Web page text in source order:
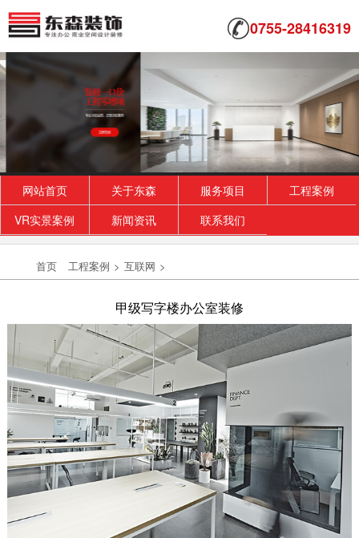
0755-28416319
网站首页 关于东森 服务项目
工程案例
VR实景案例
新闻资讯 联系我们
首页 工程案例 > 互联网 >
甲级写字楼办公室装修